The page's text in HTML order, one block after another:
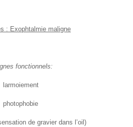
: Exophtalmie maligne
fonctionnels:
larmoiement
photophobie
de gravier dans l’oil)